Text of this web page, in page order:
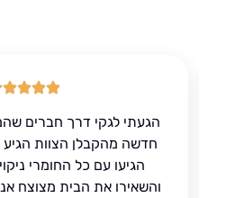
הגעתי לגקי דרך חברים שהמליצו
חדשה מהקבלן הצוות הגיע בזמן
הגיעו עם כל החומרי ניקוי עבדו
והשאירו את הבית מצוצח אני